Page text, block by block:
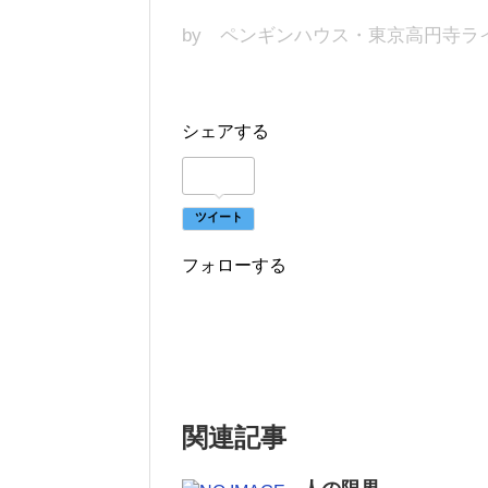
by ペンギンハウス・東京高円寺ラ
シェアする
ツイート
フォローする
関連記事